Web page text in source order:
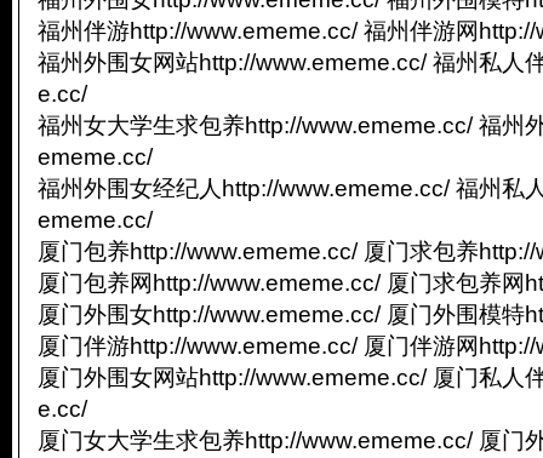
福州伴游http://www.ememe.cc/ 福州伴游网
福州外围女网站http://www.ememe.cc/ 福州私人
e.cc/
福州女大学生求包养http://www.ememe.cc/ 福州
ememe.cc/
福州外围女经纪人http://www.ememe.cc/ 福州私
ememe.cc/
厦门包养http://www.ememe.cc/ 厦门求包养
厦门包养网http://www.ememe.cc/ 厦门求包养网
厦门外围女http://www.ememe.cc/ 厦门外围模特
厦门伴游http://www.ememe.cc/ 厦门伴游网
厦门外围女网站http://www.ememe.cc/ 厦门私人
e.cc/
厦门女大学生求包养http://www.ememe.cc/ 厦门